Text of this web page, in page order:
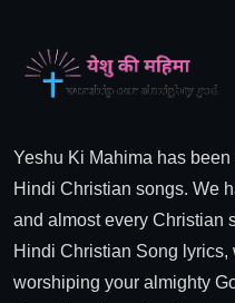
Yeshu Ki Mahima has
Hindi Christian songs. We
and almost every Christian
Hindi Christian Song
worshiping your almighty